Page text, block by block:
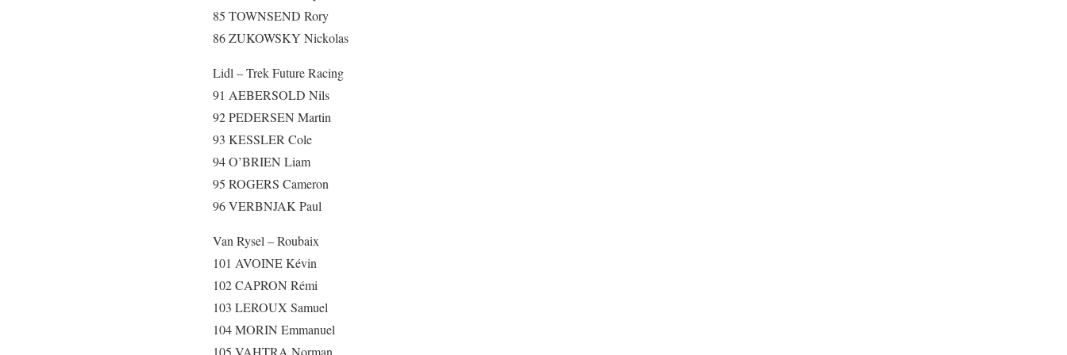
85 TOWNSEND Rory
86 ZUKOWSKY Nickolas
Lidl – Trek Future Racing
91 AEBERSOLD Nils
92 PEDERSEN Martin
93 KESSLER Cole
94 O’BRIEN Liam
95 ROGERS Cameron
96 VERBNJAK Paul
Van Rysel – Roubaix
101 AVOINE Kévin
102 CAPRON Rémi
103 LEROUX Samuel
104 MORIN Emmanuel
105 VAHTRA Norman